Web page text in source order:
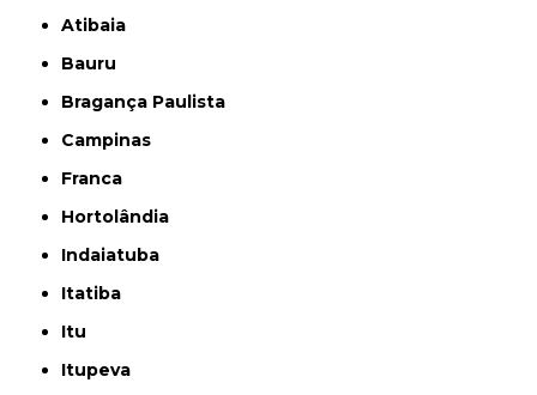
Atibaia
Bauru
Bragança Paulista
Campinas
Franca
Hortolândia
Indaiatuba
Itatiba
Itu
Itupeva